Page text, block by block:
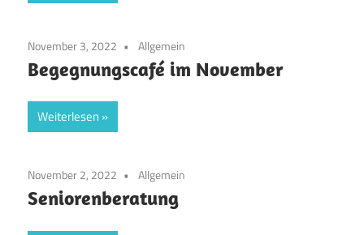
November 3, 2022 Allgemein
Begegnungscafé im November
Weiterlesen
November 2, 2022 Allgemein
Seniorenberatung